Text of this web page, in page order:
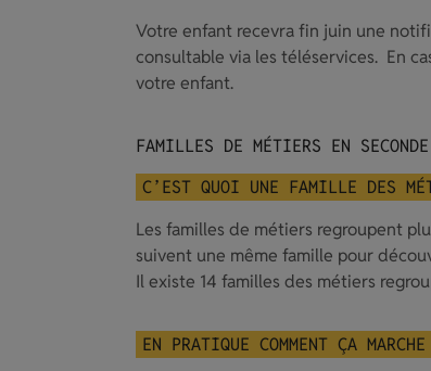
Votre enfant recevra fin juin une
consultable via les téléservices. En
votre enfant.
FAMILLES DE MÉTIERS EN
C’EST QUOI UNE FAMILLE DES
Les familles de métiers regroupent
suivent une même famille pour
Il existe 14 familles des métiers
EN PRATIQUE COMMENT ÇA